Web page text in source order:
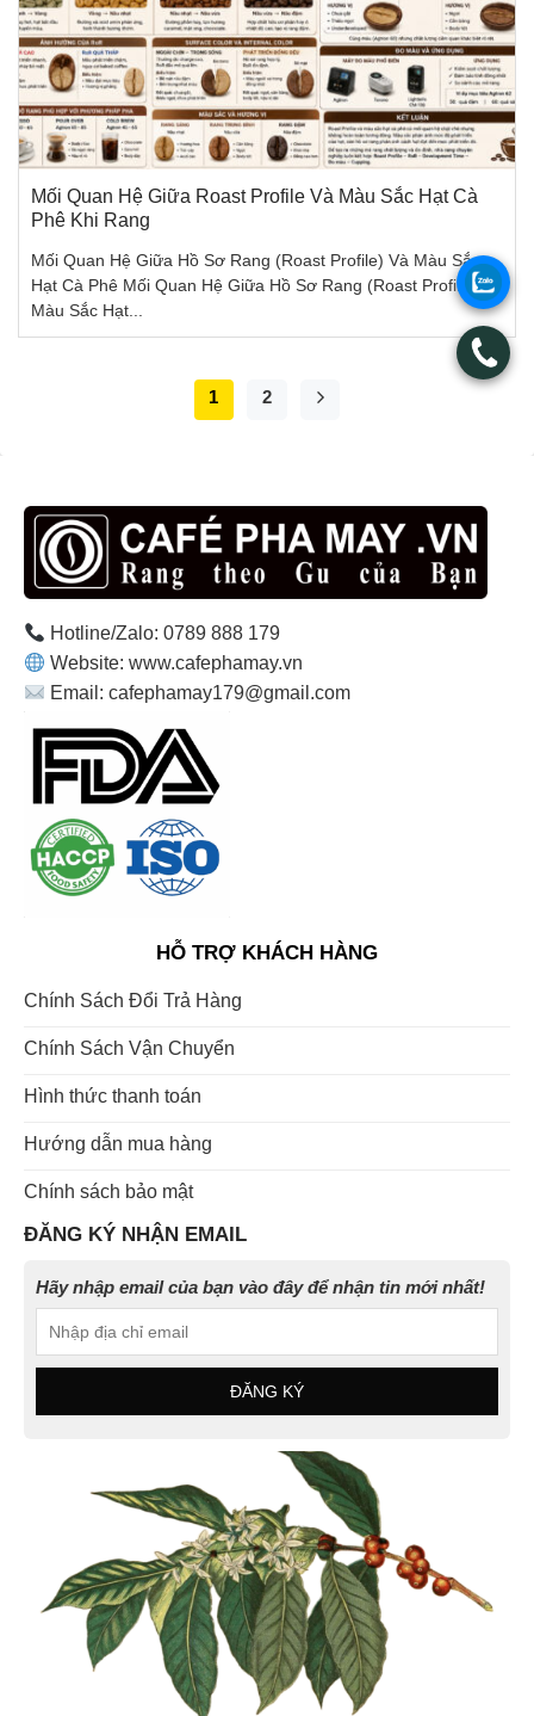
Mối Quan Hệ Giữa Roast Profile Và Màu Sắc Hạt Cà
Phê Khi Rang
Mối Quan Hệ Giữa Hồ Sơ Rang (Roast Profile) Và Màu Sắc
Hạt Cà Phê Mối Quan Hệ Giữa Hồ Sơ Rang (Roast Profile) Và
Màu Sắc Hạt...
1 2
Hotline/Zalo: 0789 888 179
Website: www.cafephamay.vn
Email: cafephamay179@gmail.com
HỖ TRỢ KHÁCH HÀNG
Chính Sách Đổi Trả Hàng
Chính Sách Vận Chuyển
Hình thức thanh toán
Hướng dẫn mua hàng
Chính sách bảo mật
ĐĂNG KÝ NHẬN EMAIL
Hãy nhập email của bạn vào đây để nhận tin mới nhất!
.
.